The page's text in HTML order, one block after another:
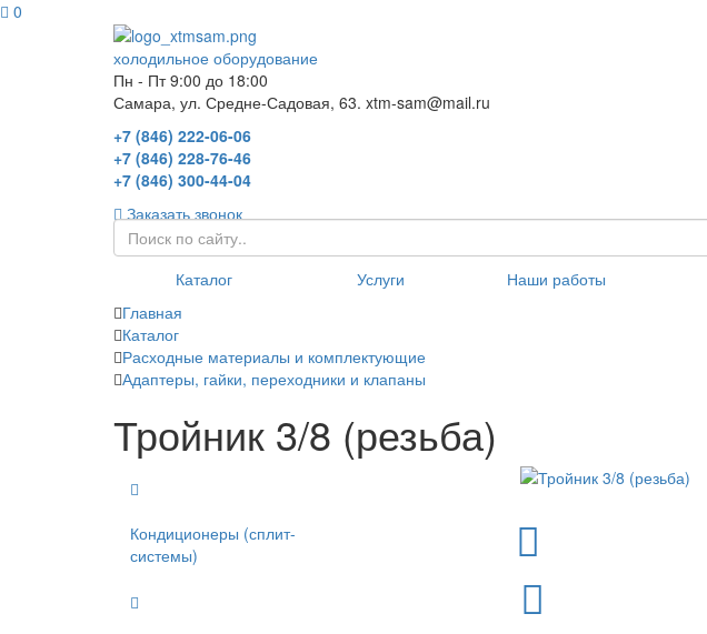
0
холодильное оборудование
Пн - Пт 9:00 до 18:00
Самара, ул. Средне-Садовая, 63. xtm-sam@mail.ru
+7 (846) 222-06-06
+7 (846) 228-76-46
+7 (846) 300-44-04
Заказать звонок
Каталог Услуги Наши работы
Главная
Каталог
Расходные материалы и комплектующие
Адаптеры, гайки, переходники и клапаны
Тройник 3/8 (резьба)
Кондиционеры (сплит-
системы)